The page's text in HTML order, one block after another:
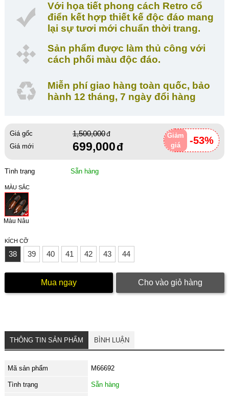
Với họa tiết phong cách Retro cổ
điển kết hợp thiết kế độc đáo mang
lại sự tươi mới chuẩn thời trang.
Sản phẩm được làm thủ công với
cách phối màu độc đáo.
Miễn phí giao hàng toàn quốc, bảo
hành 12 tháng, 7 ngày đổi hàng
Giảm
giá
-53%
Giá gốc 1,500,000
Giá mới 699,000
Tình trạng Sẵn hàng
MÀU SẮC
Màu Nâu
KÍCH CỠ
38 39 40 41 42 43 44
Mua ngay Cho vào giỏ hàng
THÔNG TIN SẢN PHẨM BÌNH LUẬN
Mã sản phẩm M66692
Tình trạng Sẵn hàng